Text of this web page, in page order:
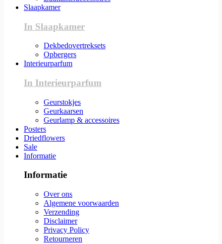
Slaapkamer
In Slaapkamer
Dekbedovertreksets
Opbergers
Interieurparfum
In Interieurparfum
Geurstokjes
Geurkaarsen
Geurlamp & accessoires
Posters
Driedflowers
Sale
Informatie
Informatie
Over ons
Algemene voorwaarden
Verzending
Disclaimer
Privacy Policy
Retourneren